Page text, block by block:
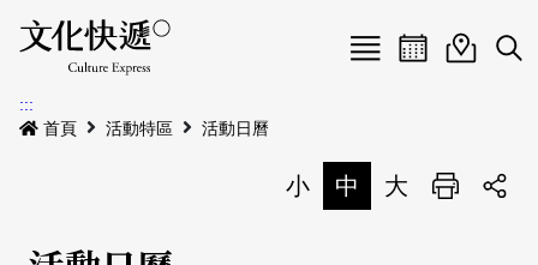
Menu
最新公告
活動日曆活動地圖
展
:::
首頁
活動特區 活動日曆
小 中 大 列印